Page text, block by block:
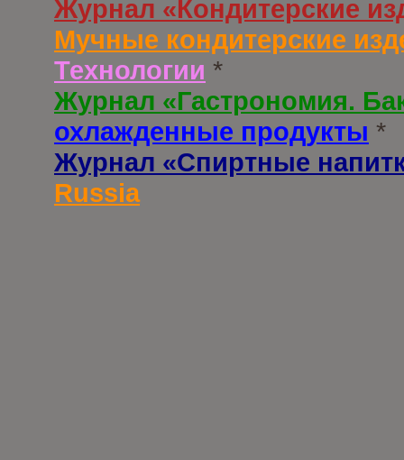
Журнал «Кондитерские
Мучные кондитерские
Технологии *
Журнал «Гастрономия.
охлажденные продукты *
Журнал «Спиртные
Russia